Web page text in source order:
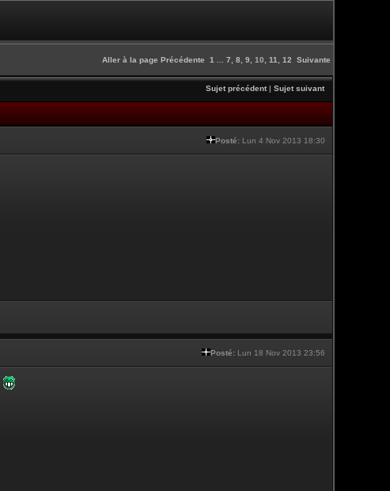
Aller à la page Précédente 1 7 8 9 10 11 12 Suivante
Sujet précédent| Sujet suivant
Posté: Lun 4 Nov 2013 18:30
Posté: Lun 18 Nov 2013 23:56